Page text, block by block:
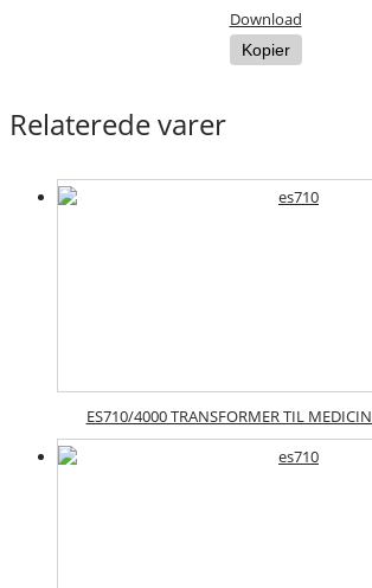
Download
Kopier
Relaterede varer
ES710/4000 TRANSFORMER TIL